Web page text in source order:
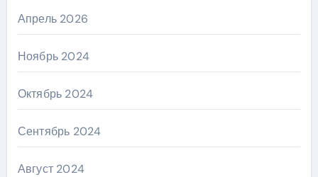
Апрель 2026
Ноябрь 2024
Октябрь 2024
Сентябрь 2024
Август 2024